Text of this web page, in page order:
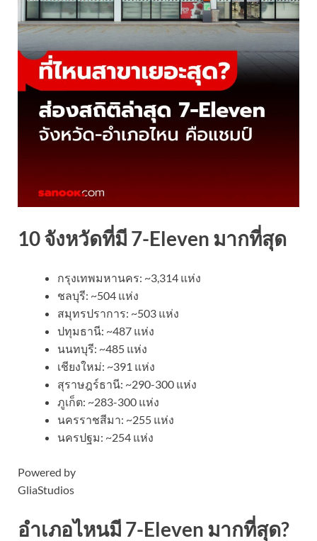
10 จังหวัดที่มี 7-Eleven มากที่สุด
กรุงเทพมหานคร: ~3,314 แห่ง
ชลบุรี: ~504 แห่ง
สมุทรปราการ: ~503 แห่ง
ปทุมธานี: ~487 แห่ง
นนทบุรี: ~485 แห่ง
เชียงใหม่: ~391 แห่ง
สุราษฎร์ธานี: ~290-300 แห่ง
ภูเก็ต: ~283-300 แห่ง
นครราชสีมา: ~255 แห่ง
นครปฐม: ~254 แห่ง
Powered by
GliaStudios
อำเภอไหนมี 7-Eleven มากที่สุด?